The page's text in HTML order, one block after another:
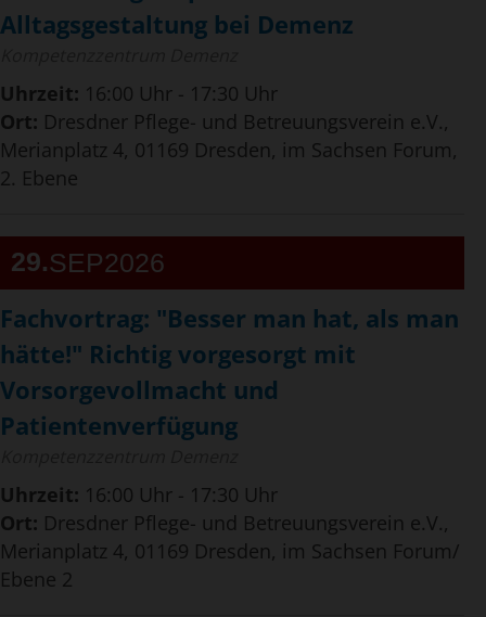
Alltagsgestaltung bei Demenz
Uhrzeit: 16:00 Uhr - 17:30 Uhr
Ort: Dresdner Pflege- und Betreuungsverein e.V.,
Merianplatz 4, 01169 Dresden, im Sachsen Forum,
2. Ebene
29 SEP2026
Fachvortrag: "Besser man hat, als man
hätte!" Richtig vorgesorgt mit
Vorsorgevollmacht und
Patientenverfügung
Uhrzeit: 16:00 Uhr - 17:30 Uhr
Ort: Dresdner Pflege- und Betreuungsverein e.V.,
Merianplatz 4, 01169 Dresden, im Sachsen Forum/
Ebene 2